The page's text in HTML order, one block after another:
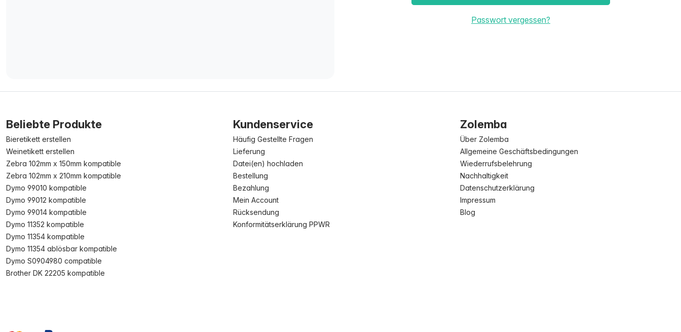
Passwort vergessen?
Beliebte Produkte
Bieretikett erstellen
Weinetikett erstellen
Zebra 102mm x 150mm kompatible
Zebra 102mm x 210mm kompatible
Dymo 99010 kompatible
Dymo 99012 kompatible
Dymo 99014 kompatible
Dymo 11352 kompatible
Dymo 11354 kompatible
Dymo 11354 ablösbar kompatible
Dymo S0904980 compatible
Brother DK 22205 kompatible
Kundenservice
Häufig Gestellte Fragen
Lieferung
Datei(en) hochladen
Bestellung
Bezahlung
Mein Account
Rücksendung
Konformitätserklärung PPWR
Zolemba
Über Zolemba
Allgemeine Geschäftsbedingungen
Wiederrufsbelehrung
Nachhaltigkeit
Datenschutzerklärung
Impressum
Blog